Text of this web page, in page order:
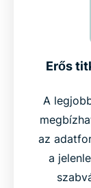
Erős
A
az
a